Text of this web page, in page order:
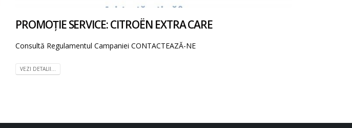
PROMOȚIE SERVICE: CITROËN EXTRA CARE
Consultă Regulamentul Campaniei CONTACTEAZĂ-NE
VEZI DETALII...